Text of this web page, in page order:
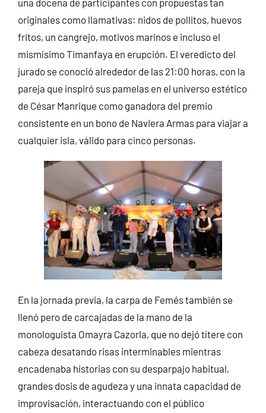
originales como llamativas: nidos de pollitos, huevos
fritos, un cangrejo, motivos marinos e incluso el
mismísimo Timanfaya en erupción. El veredicto del
jurado se conoció alrededor de las 21:00 horas, con la
pareja que inspiró sus pamelas en el universo estético
de César Manrique como ganadora del premio
consistente en un bono de Naviera Armas para viajar a
cualquier isla, válido para cinco personas.
En la jornada previa, la carpa de Femés también se
llenó pero de carcajadas de la mano de la
monologuista Omayra Cazorla, que no dejó títere con
cabeza desatando risas interminables mientras
encadenaba historias con su desparpajo habitual,
grandes dosis de agudeza y una innata capacidad de
improvisación, interactuando con el público